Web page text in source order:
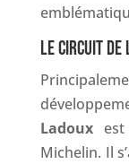
LE CIRCUIT DE
Ladouxest
Michelin. Il